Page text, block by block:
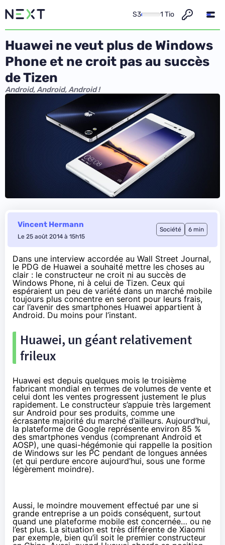
S3 1 Tio
Huawei ne veut plus de Windows
Phone et ne croit pas au succès
de Tizen
Android, Android, Android !
Vincent Hermann
Le 25 août 2014 à 15h15
Société 6 min
Dans une interview accordée au Wall Street Journal,
le PDG de Huawei a souhaité mettre les choses au
clair : le constructeur ne croit ni au succès de
Windows Phone, ni à celui de Tizen. Ceux qui
espéraient un peu de variété dans un marché mobile
toujours plus concentre en seront pour leurs frais,
car l’avenir des smartphones Huawei appartient à
Android. Du moins pour l’instant.
Huawei, un géant relativement
frileux
Huawei est depuis quelques mois le troisième
fabricant mondial en termes de volumes de vente et
celui dont les ventes progressent justement le plus
rapidement. Le constructeur s’appuie très largement
sur Android pour ses produits, comme une
écrasante majorité du marché d’ailleurs. Aujourd’hui,
la plateforme de Google représente environ 85 %
des smartphones vendus (comprenant Android et
AOSP), une quasi-hégémonie qui rappelle la position
de Windows sur les PC pendant de longues années
(et qui perdure encore aujourd’hui, sous une forme
légèrement moindre).
Aussi, le moindre mouvement effectué par une si
grande entreprise a un poids conséquent, surtout
quand une plateforme mobile est concernée… ou ne
l’est plus. La situation est très différente de Xiaomi
par exemple, bien qu’il soit le premier constructeur